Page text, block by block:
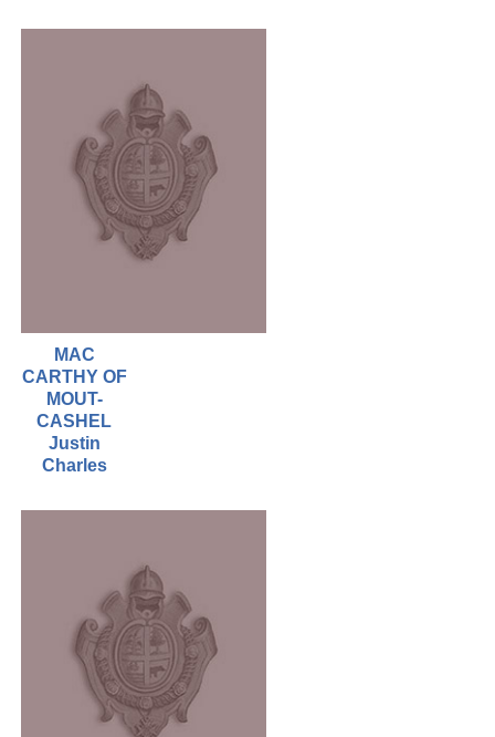
MAC
CARTHY OF
MOUT-
CASHEL
Justin
Charles